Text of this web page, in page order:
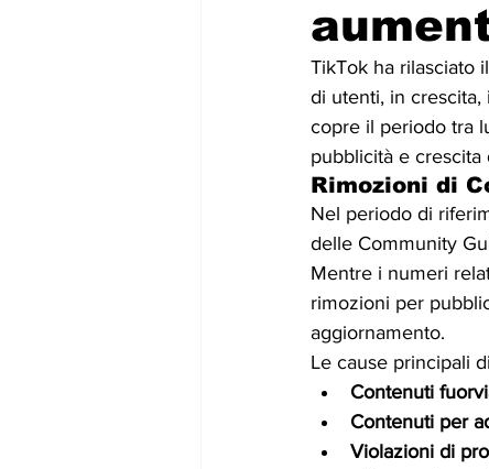
TikTok ha rilasciato
di utenti, in crescita,
copre il periodo tra
pubblicità e crescita
Rimozioni di
Nel periodo di
delle Community
Mentre i numeri
rimozioni per
aggiornamento.
Le cause principali
Contenuti
Contenuti per
Violazioni di